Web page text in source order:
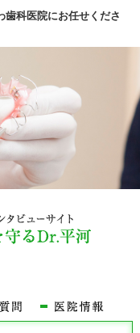
科医院にお任せくださ